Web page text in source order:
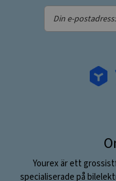
Din
e-
Yourex är ett
specialiserade på